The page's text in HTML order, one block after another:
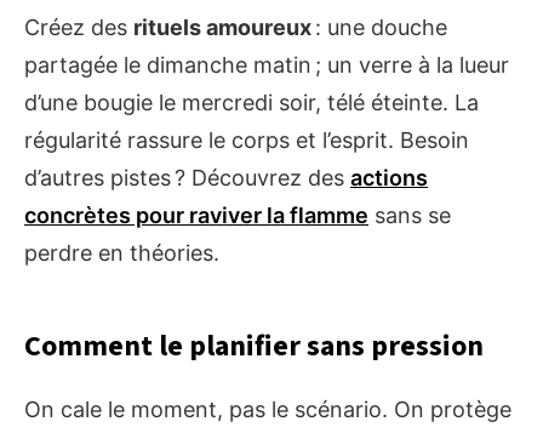
Créez des rituels amoureux: une douche
partagée le dimanche matin ; un verre à la lueur
d’une bougie le mercredi soir, télé éteinte. La
régularité rassure le corps et l’esprit. Besoin
d’autres pistes ? Découvrez des actions
concrètes pour raviver la flamme sans se
perdre en théories.
Comment le planifier sans pression
On cale le moment, pas le scénario. On protège